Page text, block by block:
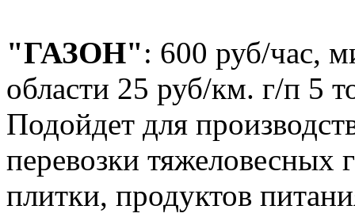
"ГАЗОН": 600 руб/час,
области 25 руб/км. г/п 5
Подойдет для
перевозки тяжеловесных
плитки, продуктов